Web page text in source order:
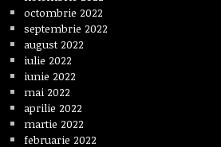
octombrie 2022
septembrie 2022
august 2022
iulie 2022
iunie 2022
mai 2022
aprilie 2022
martie 2022
februarie 2022